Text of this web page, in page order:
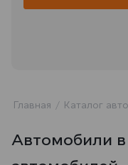
Главная Каталог
Автомобили